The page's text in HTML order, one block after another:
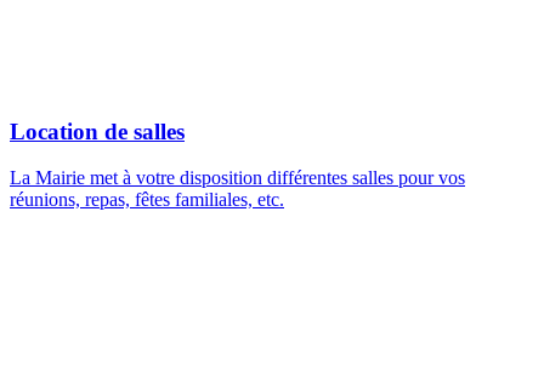
Location de salles
La Mairie met à votre disposition différentes salles pour vos
réunions, repas, fêtes familiales, etc.